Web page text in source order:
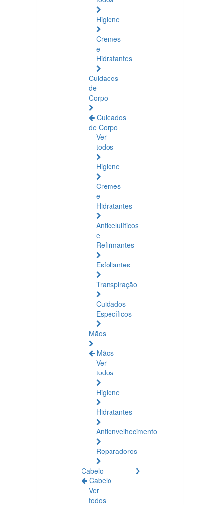
Higiene
Cremes
e
Hidratantes
Cuidados
de
Corpo
Cuidados
de Corpo
Ver
todos
Higiene
Cremes
e
Hidratantes
Anticelulíticos
e
Refirmantes
Esfoliantes
Transpiração
Cuidados
Específicos
Mãos
Mãos
Ver
todos
Higiene
Hidratantes
Antienvelhecimento
Reparadores
Cabelo
Cabelo
Ver
todos